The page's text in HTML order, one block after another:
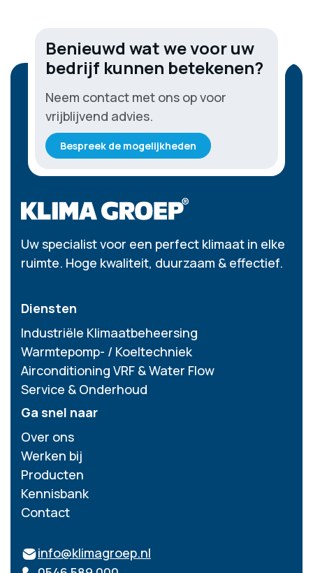
Benieuwd wat we voor uw
bedrijf kunnen betekenen?
Neem contact met ons op voor
vrijblijvend advies.
Bespreek de mogelijkheden
Uw specialist voor een perfect klimaat in elke
ruimte. Hoge kwaliteit, duurzaam & effectief.
Diensten
Industriële Klimaatbeheersing
Warmtepomp- / Koeltechniek
Airconditioning VRF & Water Flow
Service & Onderhoud
Ga snel naar
Over ons
Werken bij
Producten
Kennisbank
Contact
info@klimagroep.nl